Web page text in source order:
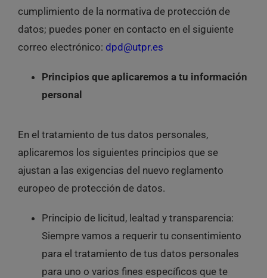
cumplimiento de la normativa de protección de
datos; puedes poner en contacto en el siguiente
correo electrónico: dpd@utpr.es
Principios que aplicaremos a tu información
personal
En el tratamiento de tus datos personales,
aplicaremos los siguientes principios que se
ajustan a las exigencias del nuevo reglamento
europeo de protección de datos.
Principio de licitud, lealtad y transparencia:
Siempre vamos a requerir tu consentimiento
para el tratamiento de tus datos personales
para uno o varios fines específicos que te